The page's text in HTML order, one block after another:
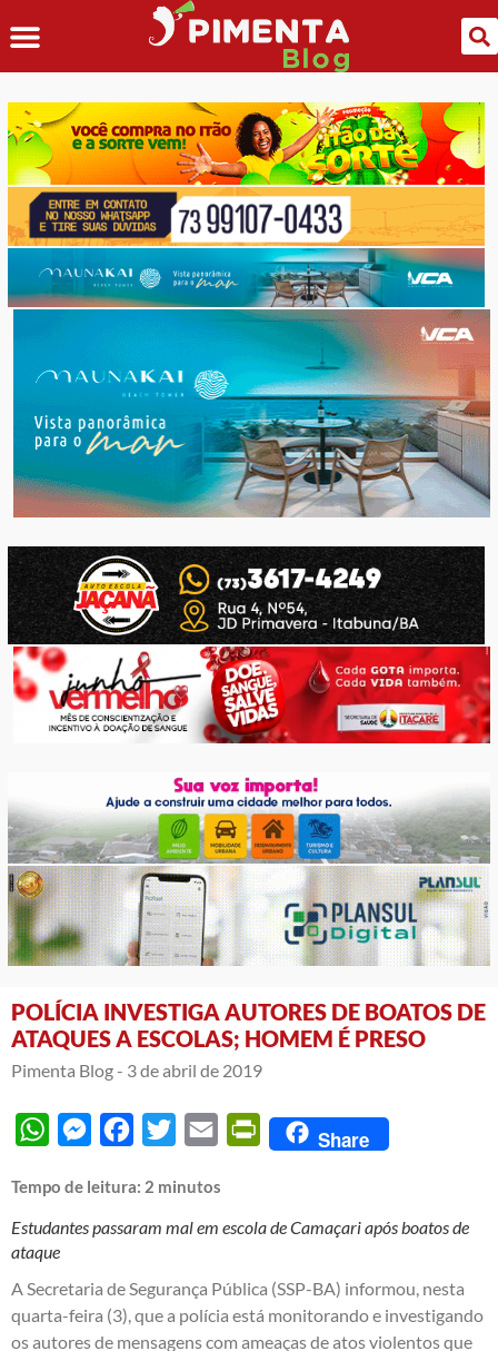
POLÍCIA INVESTIGA AUTORES DE BOATOS DE
ATAQUES A ESCOLAS; HOMEM É PRESO
Pimenta Blog - 3 de abril de 2019
WhatsAppMessengerFacebook
Twitter Email PrintFriendly
Share
Tempo de leitura: 2 minutos
Estudantes passaram mal em escola de Camaçari após boatos de
ataque
A Secretaria de Segurança Pública (SSP-BA) informou, nesta
quarta-feira (3), que a polícia está monitorando e investigando
os autores de mensagens com ameaças de atos violentos que